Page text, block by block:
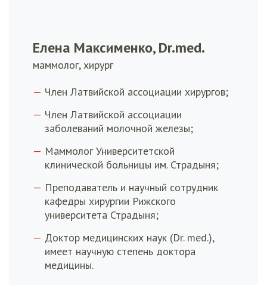
Елена Максименко, Dr.med.
маммолог, хирург
Член Латвийской ассоциации хирургов;
Член Латвийской ассоциации
заболеваний молочной железы;
Маммолог Университетской
клинической больницы им. Страдыня;
Преподаватель и научный сотрудник
кафедры хирургии Рижского
университета Страдыня;
Доктор медицинских наук (Dr. med.),
имеет научную степень доктора
медицины.